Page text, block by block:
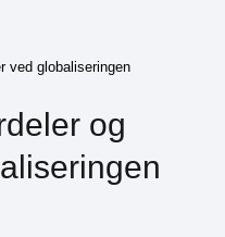
ved globaliseringen
og